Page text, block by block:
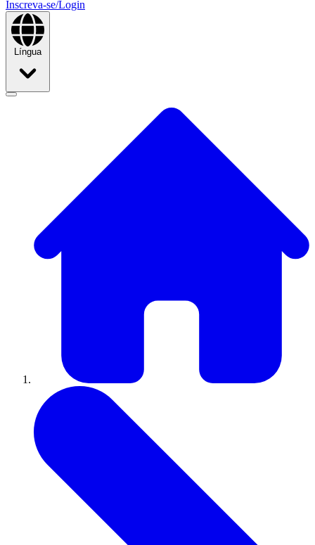
Inscreva-se/Login
Língua